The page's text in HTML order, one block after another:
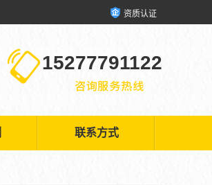
资质认证
15277791122
联系方式